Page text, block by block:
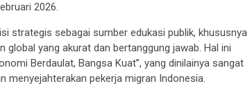
2026.
strategis sebagai sumber edukasi publik, khususnya
yang akurat dan bertanggung jawab. Hal ini
Berdaulat, Bangsa Kuat”, yang dinilainya sangat
menyejahterakan pekerja migran Indonesia.